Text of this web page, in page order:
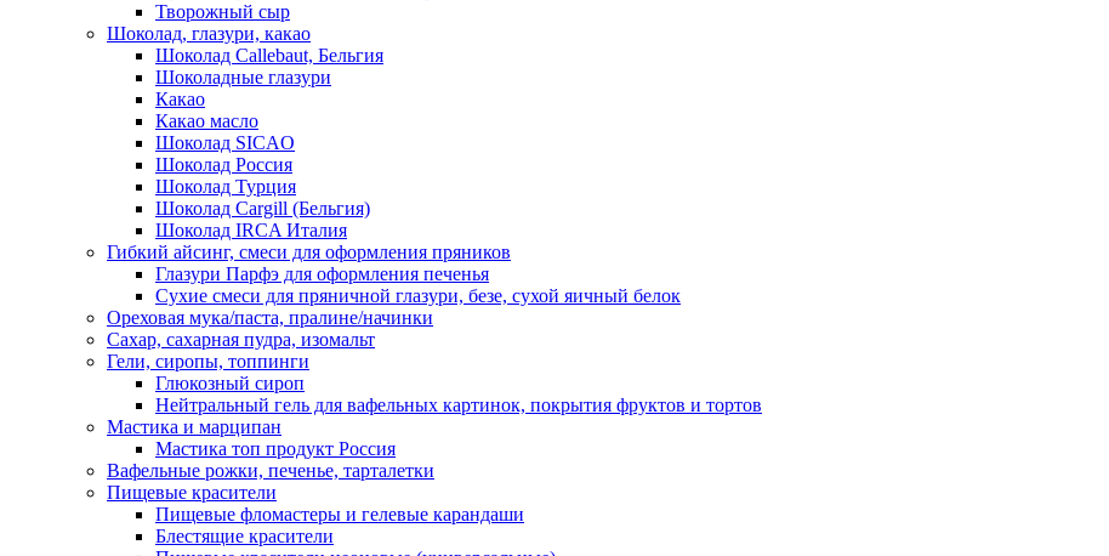
Творожный сыр
Шоколад, глазури, какао
Шоколад Callebaut, Бельгия
Шоколадные глазури
Какао
Какао масло
Шоколад SICAO
Шоколад Россия
Шоколад Турция
Шоколад Cargill (Бельгия)
Шоколад IRCA Италия
Гибкий айсинг, смеси для оформления пряников
Глазури Парфэ для оформления печенья
Сухие смеси для пряничной глазури, безе, сухой яичный белок
Ореховая мука/паста, пралине/начинки
Сахар, сахарная пудра, изомальт
Гели, сиропы, топпинги
Глюкозный сироп
Нейтральный гель для вафельных картинок, покрытия фруктов и тортов
Мастика и марципан
Мастика топ продукт Россия
Вафельные рожки, печенье, тарталетки
Пищевые красители
Пищевые фломастеры и гелевые карандаши
Блестящие красители